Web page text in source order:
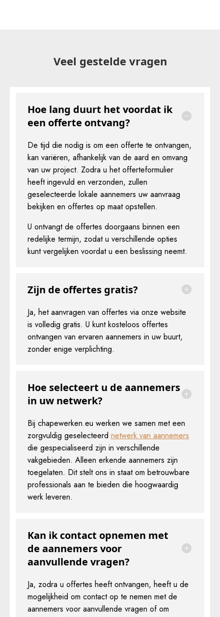
Veel gestelde vragen
Hoe lang duurt het voordat ik
een offerte ontvang?
De tijd die nodig is om een offerte te ontvangen,
kan variëren, afhankelijk van de aard en omvang
van uw project. Zodra u het offerteformulier
heeft ingevuld en verzonden, zullen
geselecteerde lokale aannemers uw aanvraag
bekijken en offertes op maat opstellen.
U ontvangt de offertes doorgaans binnen een
redelijke termijn, zodat u verschillende opties
kunt vergelijken voordat u een beslissing neemt.
Zijn de offertes gratis?
Ja, het aanvragen van offertes via onze website
is volledig gratis. U kunt kosteloos offertes
ontvangen van ervaren aannemers in uw buurt,
zonder enige verplichting.
Hoe selecteert u de aannemers
in uw netwerk?
Bij chapewerken.eu werken we samen met een
zorgvuldig geselecteerd netwerk van aannemers
die gespecialiseerd zijn in verschillende
vakgebieden. Alleen erkende aannemers zijn
toegelaten. Dit stelt ons in staat om betrouwbare
professionals aan te bieden die hoogwaardig
werk leveren.
Kan ik contact opnemen met
de aannemers voor
aanvullende vragen?
Ja, zodra u offertes heeft ontvangen, heeft u de
mogelijkheid om contact op te nemen met de
aannemers voor aanvullende vragen of om